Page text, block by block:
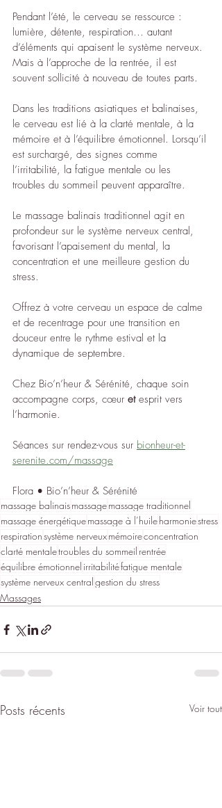
Pendant l’été, le cerveau se ressource :
lumière, détente, respiration… autant
d’éléments qui apaisent le système nerveux.
Mais à l’approche de la rentrée, il est
souvent sollicité à nouveau de toutes parts.
Dans les traditions asiatiques et balinaises,
le cerveau est lié à la clarté mentale, à la
mémoire et à l’équilibre émotionnel. Lorsqu’il
est surchargé, des signes comme
l’irritabilité, la fatigue mentale ou les
troubles du sommeil peuvent apparaître.
Le massage balinais traditionnel agit en
profondeur sur le système nerveux central,
favorisant l’apaisement du mental, la
concentration et une meilleure gestion du
stress.
Offrez à votre cerveau un espace de calme
et de recentrage pour une transition en
douceur entre le rythme estival et la
dynamique de septembre.
Chez Bio’n’heur & Sérénité, chaque soin
accompagne corps, cœur et esprit vers
l’harmonie.
Séances sur rendez-vous sur bionheur-et-
serenite.com/massage
Flora • Bio’n’heur & Sérénité
massage balinaismassagemassage traditionnel
massage énergétiquemassage à l’huileharmoniestress
respirationsystème nerveuxmémoireconcentration
clarté mentaletroubles du sommeil rentrée
équilibre émotionnel irritabilitéfatigue mentale
système nerveux central gestion du stress
Massages
Posts récents Voir tout